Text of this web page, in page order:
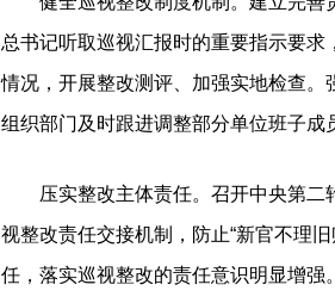
总书记听取巡视汇报时的重要指示要
情况，开展整改测评、加强实地检查。
组织部门及时跟进调整部分单位班子成
压实整改主体责任。召开中央第二
视整改责任交接机制，防止“新官不理
任，落实巡视整改的责任意识明显增强。